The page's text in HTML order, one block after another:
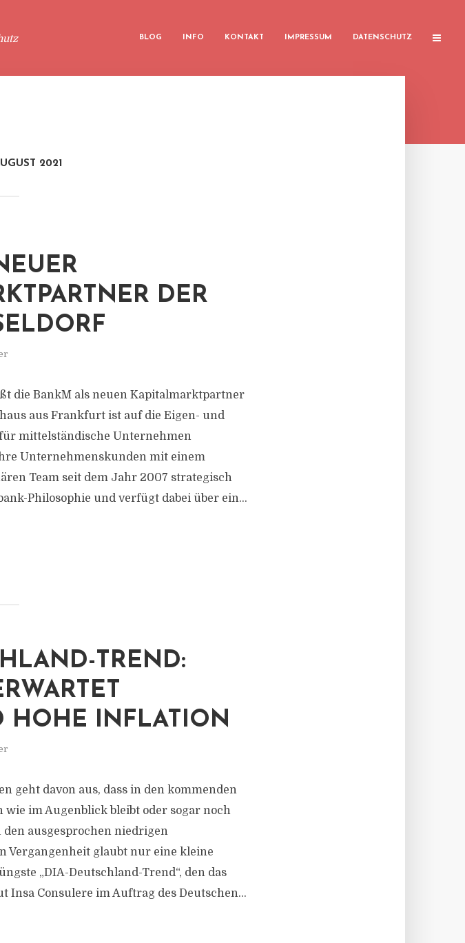
BLOG INFO KONTAKT IMPRESSUM DATENSCHUTZ
2021
DER
die BankM als neuen Kapitalmarktpartner
aus Frankfurt ist auf die Eigen- und
mittelständische Unternehmen
Unternehmenskunden mit einem
Team seit dem Jahr 2007 strategisch
Philosophie und verfügt dabei über ein...
TREND:
HOHE INFLATION
geht davon aus, dass in den kommenden
wie im Augenblick bleibt oder sogar noch
ausgesprochen niedrigen
Vergangenheit glaubt nur eine kleine
„DIA-Deutschland-Trend“, den das
Consulere im Auftrag des Deutschen...